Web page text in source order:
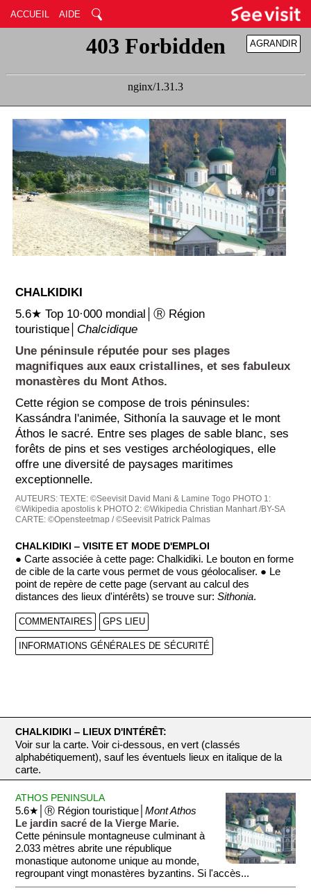
ACCUEIL AIDE
RÉDUIRE
AGRANDIR
CHALKIDIKI
5.6★ Top 10·000 mondial│Ⓡ Région
touristique│ Chalcidique
Une péninsule réputée pour ses plages
magnifiques aux eaux cristallines, et ses fabuleux
monastères du Mont Athos.
Cette région se compose de trois péninsules:
Kassándra l'animée, Sithonía la sauvage et le mont
Áthos le sacré. Entre ses plages de sable blanc, ses
forêts de pins et ses vestiges archéologiques, elle
offre une diversité de paysages maritimes
exceptionnelle.
AUTEURS:TEXTE: ©Seevisit David Mani & Lamine Togo PHOTO 1:
©Wikipedia apostolis k PHOTO 2: ©Wikipedia Christian Manhart /BY-SA
CARTE: ©Opensteetmap / ©Seevisit Patrick Palmas
CHALKIDIKI ‒ VISITE ET MODE D'EMPLOI
● Carte associée à cette page: Chalkidiki. Le bouton en forme
de cible de la carte vous permet de vous géolocaliser. ● Le
point de repère de cette page (servant au calcul des
distances des lieux d'intérêts) se trouve sur:Sithonia.
COMMENTAIRES GPS LIEU
INFORMATIONS GÉNÉRALES DE SÉCURITÉ
CHALKIDIKI ‒ LIEUX D'INTÉRÊT:
Voir sur la carte. Voir ci-dessous, en vert (classés
alphabétiquement), sauf les éventuels lieux en italique de la
carte.
ATHOS PENINSULA
5.6★│Ⓡ Région touristique│Mont Athos
Le jardin sacré de la Vierge Marie.
Cette péninsule montagneuse culminant à
2.033 mètres abrite une république
monastique autonome unique au monde,
regroupant vingt monastères byzantins. Si l'accès...